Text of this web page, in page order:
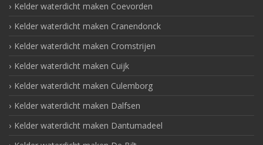
Kelder waterdicht maken Coevorden
Kelder waterdicht maken Cranendonck
Kelder waterdicht maken Cromstrijen
Kelder waterdicht maken Cuijk
Kelder waterdicht maken Culemborg
Kelder waterdicht maken Dalfsen
Kelder waterdicht maken Dantumadeel